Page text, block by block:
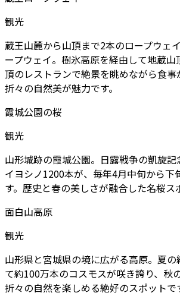
観光
蔵王山麓から山頂まで2本のロープウェ
ープウェイ。樹氷高原を経由して地蔵山
頂のレストランで絶景を眺めながら食事
折々の自然美が魅力です。
霞城公園の桜
観光
山形城跡の霞城公園。日露戦争の凱旋
イヨシノ1200本が、毎年4月中旬から下
す。歴史と春の美しさが融合した名桜ス
面白山高原
観光
山形県と宮城県の境に広がる高原。夏
て約100万本のコスモスが咲き誇り、秋
折々の自然を楽しめる絶好のスポットで